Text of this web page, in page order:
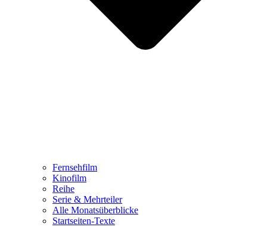
Fernsehfilm
Kinofilm
Reihe
Serie & Mehrteiler
Alle Monatsüberblicke
Startseiten-Texte